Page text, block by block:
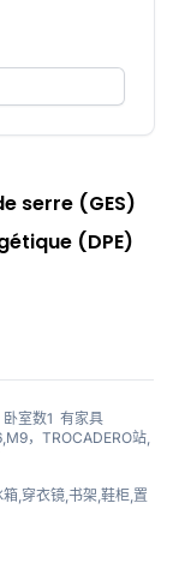
serre (GES)
(DPE)
室数1 有家具
，TROCADERO站,
,穿衣镜,书架,鞋柜,置